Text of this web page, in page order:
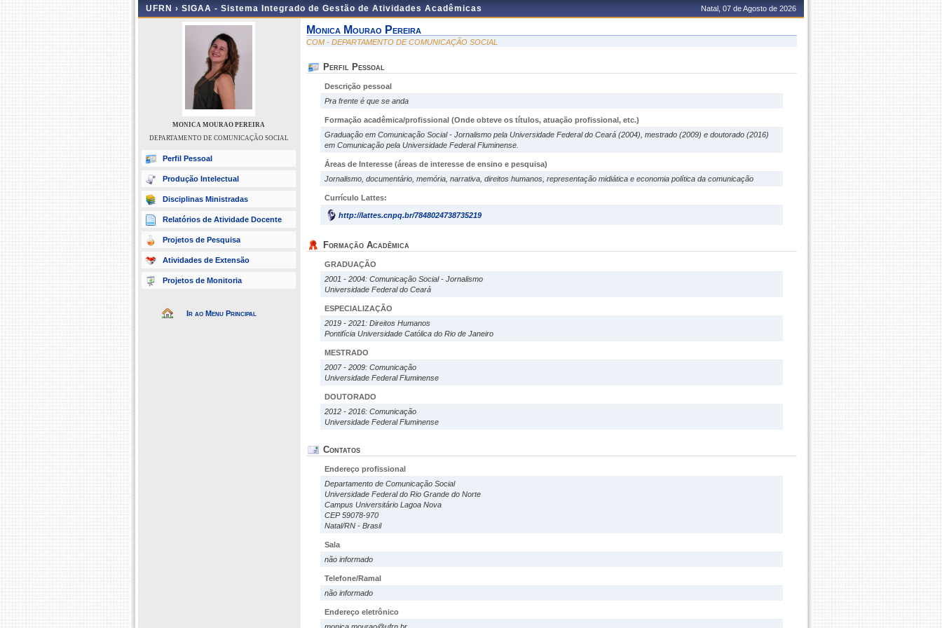
UFRN › SIGAA - Sistema Integrado de Gestão de Atividades Acadêmicas Natal, 07 de Agosto de 2026
MONICA MOURAO PEREIRA
DEPARTAMENTO DE COMUNICAÇÃO SOCIAL
Perfil Pessoal
Produção Intelectual
Disciplinas Ministradas
Relatórios de Atividade Docente
Projetos de Pesquisa
Atividades de Extensão
Projetos de Monitoria
Ir ao Menu Principal
Monica Mourao Pereira
COM - DEPARTAMENTO DE COMUNICAÇÃO SOCIAL
Perfil Pessoal
Descrição pessoal
Pra frente é que se anda
Formação acadêmica/profissional (Onde obteve os títulos, atuação profissional, etc.)
Graduação em Comunicação Social - Jornalismo pela Universidade Federal do Ceará (2004), mestrado (2009) e doutorado (2016)
em Comunicação pela Universidade Federal Fluminense.
Áreas de Interesse (áreas de interesse de ensino e pesquisa)
Jornalismo, documentário, memória, narrativa, direitos humanos, representação midiática e economia política da comunicação
Currículo Lattes:
http://lattes.cnpq.br/7848024738735219
Formação Acadêmica
GRADUAÇÃO
2001 - 2004: Comunicação Social - Jornalismo
Universidade Federal do Ceará
ESPECIALIZAÇÃO
2019 - 2021: Direitos Humanos
Pontifícia Universidade Católica do Rio de Janeiro
MESTRADO
2007 - 2009: Comunicação
Universidade Federal Fluminense
DOUTORADO
2012 - 2016: Comunicação
Universidade Federal Fluminense
Contatos
Endereço profissional
Departamento de Comunicação Social
Universidade Federal do Rio Grande do Norte
Campus Universitário Lagoa Nova
CEP 59078-970
Natal/RN - Brasil
Sala
não informado
Telefone/Ramal
não informado
Endereço eletrônico